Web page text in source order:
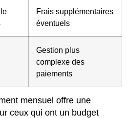
Frais supplémentaires
éventuels
Gestion plus
complexe des
paiements
mensuel offre une
ceux qui ont un budget